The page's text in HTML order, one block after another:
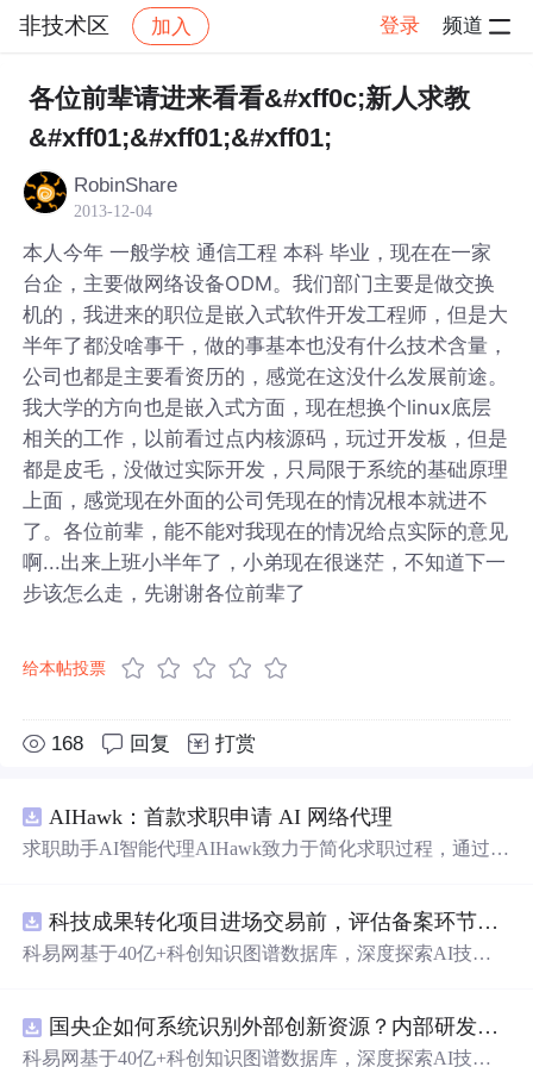
非技术区 加入 登录 频道
社区 非技术区 帖子详情
各位前辈请进来看看&#xff0c;新人求教
&#xff01;&#xff01;&#xff01;
RobinShare
2013-12-04
本人今年 一般学校 通信工程 本科 毕业，现在在一家
台企，主要做网络设备ODM。我们部门主要是做交换
机的，我进来的职位是嵌入式软件开发工程师，但是大
半年了都没啥事干，做的事基本也没有什么技术含量，
公司也都是主要看资历的，感觉在这没什么发展前途。
我大学的方向也是嵌入式方面，现在想换个linux底层
相关的工作，以前看过点内核源码，玩过开发板，但是
都是皮毛，没做过实际开发，只局限于系统的基础原理
上面，感觉现在外面的公司凭现在的情况根本就进不
了。各位前辈，能不能对我现在的情况给点实际的意见
啊...出来上班小半年了，小弟现在很迷茫，不知道下一
步该怎么走，先谢谢各位前辈了
给本帖投票
168 回复 打赏
AIHawk：首款求职申请 AI 网络代理
求职助手AI智能代理AIHawk致力于简化求职过程，通过自
科技成果转化项目进场交易前，评估备案环节需要准备哪些材料？.docx
科易网基于40亿+科创知识图谱数据库，深度探索AI技术
新领域的AI+数智化解决方案，推动科技创新与产业创新
智能化发展。
国央企如何系统识别外部创新资源？内部研发体系完善，但对外部高校、中小科技企业技术能力缺乏动态认知。.docx
科易网基于40亿+科创知识图谱数据库，深度探索AI技术